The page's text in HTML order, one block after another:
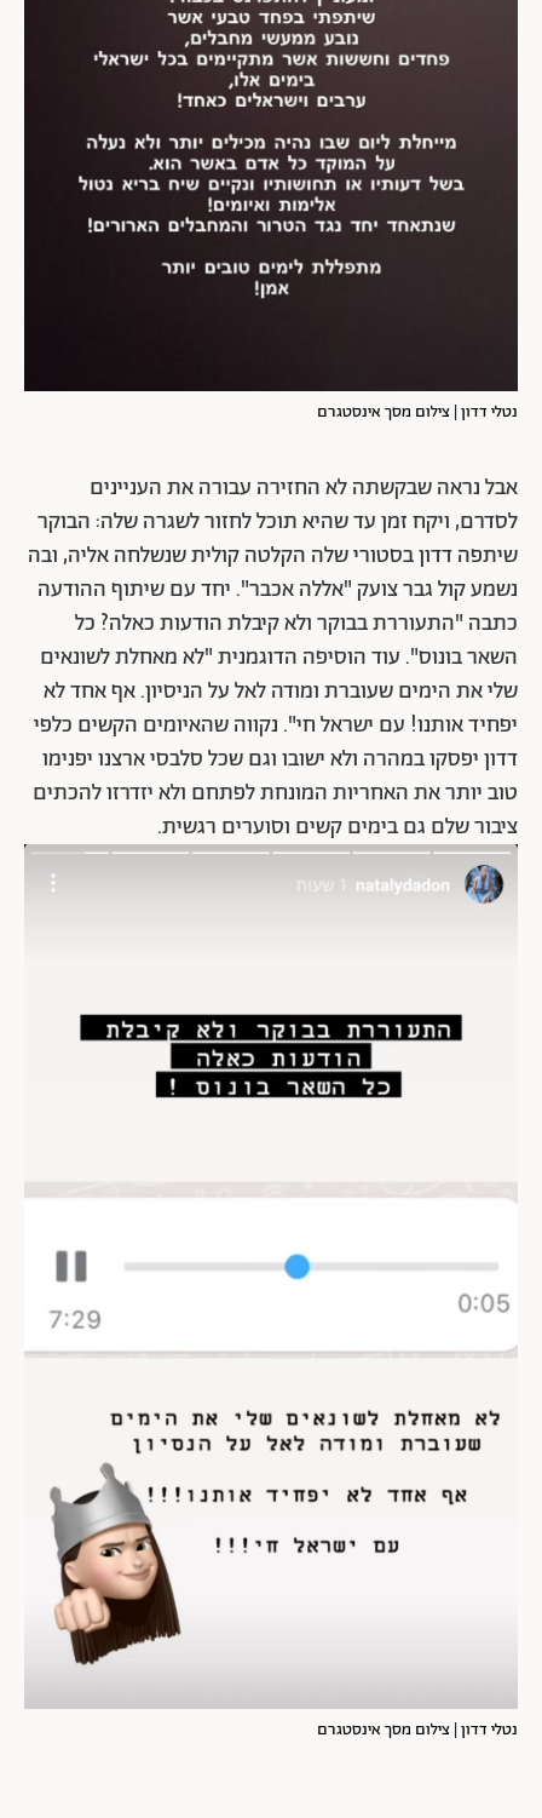
נטלי דדון | צילום מסך אינסטגרם
אבל נראה שבקשתה לא החזירה עבורה את העניינים
לסדרם, ויקח זמן עד שהיא תוכל לחזור לשגרה שלה: הבוקר
שיתפה דדון בסטורי שלה הקלטה קולית שנשלחה אליה, ובה
נשמע קול גבר צועק "אללה אכבר". יחד עם שיתוף ההודעה
כתבה "התעוררת בבוקר ולא קיבלת הודעות כאלה? כל
השאר בונוס". עוד הוסיפה הדוגמנית "לא מאחלת לשונאים
שלי את הימים שעוברת ומודה לאל על הניסיון. אף אחד לא
יפחיד אותנו! עם ישראל חי". נקווה שהאיומים הקשים כלפי
דדון יפסקו במהרה ולא ישובו וגם שכל סלבסי ארצנו יפנימו
טוב יותר את האחריות המונחת לפתחם ולא יזדרזו להכתים
ציבור שלם גם בימים קשים וסוערים רגשית.
נטלי דדון | צילום מסך אינסטגרם